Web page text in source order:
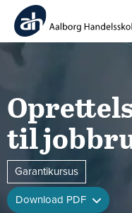
til
Garantikursus
Download PDF